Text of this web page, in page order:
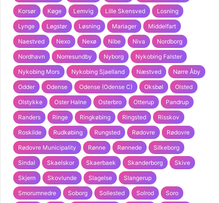
Korsør Køge Lemvig Lille Skensved Losning
Lynge Løgstør Løsning Mariager Middelfart
Naestved Nexo Nexø Nibe Niva Nordborg
Nordhavn Norresundby Nyborg Nykobing Falster
Nykobing Mors Nykobing Sjaelland Næstved Nørre Åby
Odder Odense Odense (Odense C) Oksbøl Olsted
Olstykke Oster Halne Osterbro Otterup Pandrup
Randers Ringe Ringkøbing Ringsted Risskov
Roskilde Rudkøbing Rungsted Rødovre Rødovre
Rødovre Municipality Rønne Rønnede Silkeborg
Sindal Skaelskor Skaerbaek Skanderborg Skive
Skjern Skovlunde Slagelse Slangerup
Smorumnedre Soborg Sollested Solrod Soro